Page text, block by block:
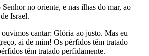
no oriente, e nas ilhas do mar, ao
Israel.
cantar: Glória ao justo. Mas eu
ai de mim! Os pérfidos têm tratado
têm tratado perfidamente.